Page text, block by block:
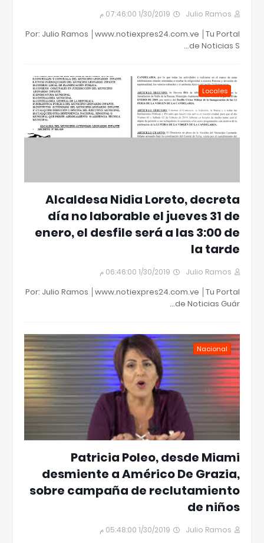
Julio Ramos 1/30/2019 07:46:00 م
Por: Julio Ramos │www.notiexpres24.com.ve │Tu Portal
de Noticias S…
Locales
Alcaldesa Nidia Loreto, decreta
día no laborable el jueves 31 de
enero, el desfile será a las 3:00 de
la tarde
Julio Ramos 1/30/2019 06:46:00 م
Por: Julio Ramos │www.notiexpres24.com.ve │Tu Portal
de Noticias Guár…
Nacional
Patricia Poleo, desde Miami
desmiente a Américo De Grazia,
sobre campaña de reclutamiento
de niños
Julio Ramos 1/30/2019 05:48:00 م